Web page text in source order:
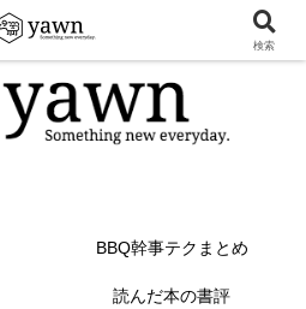
BBQ幹事テクまとめ
読んだ本の書評
検索